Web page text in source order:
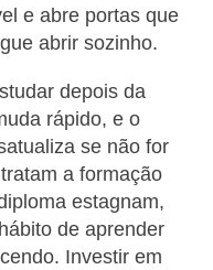
e abre portas que
abrir sozinho.
depois da
rápido, e o
se não for
a formação
estagnam,
de aprender
Investir em